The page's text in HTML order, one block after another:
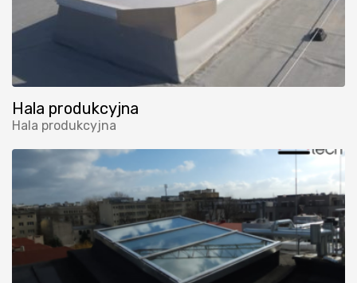
Hala produkcyjna
Hala produkcyjna